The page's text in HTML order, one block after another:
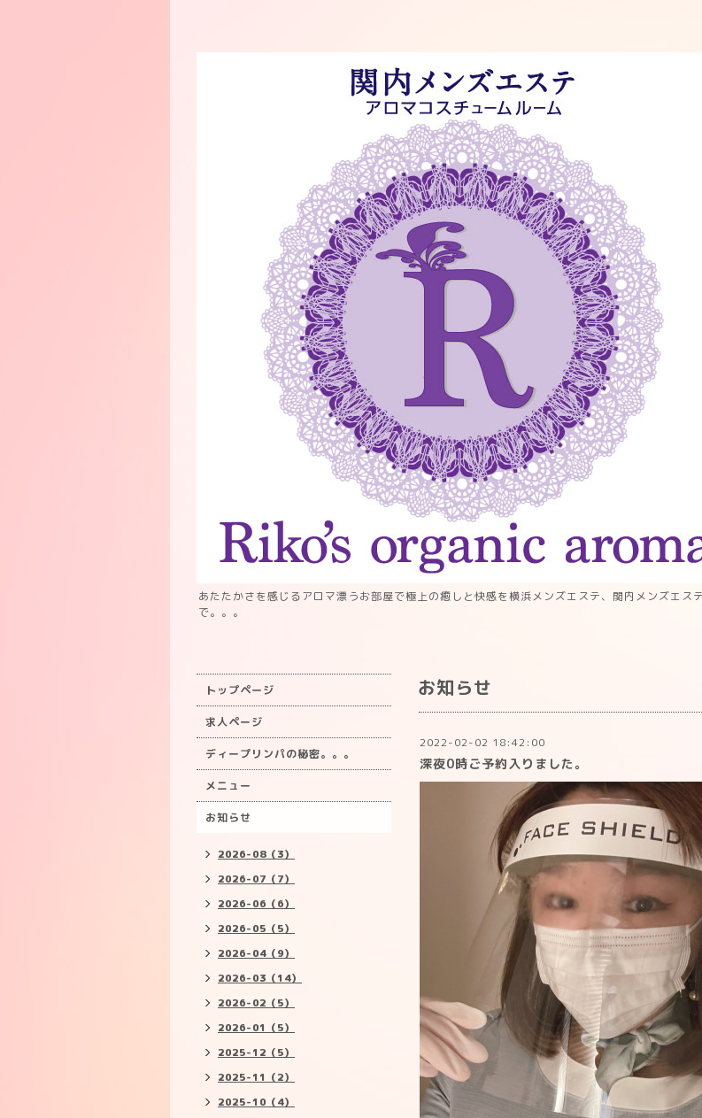
あたたかさを感じるアロマ漂うお部屋で極上の癒しと快感を横浜メンズエステ、関内メンズエ
で。。。
お知らせ
2022-02-02 18:42:00
深夜0時ご予約入りました。
トップページ
求人ページ
ディープリンパの秘密。。。
メニュー
お知らせ
2026-08（3）
2026-07（7）
2026-06（6）
2026-05（5）
2026-04（9）
2026-03（14）
2026-02（5）
2026-01（5）
2025-12（5）
2025-11（2）
2025-10（4）